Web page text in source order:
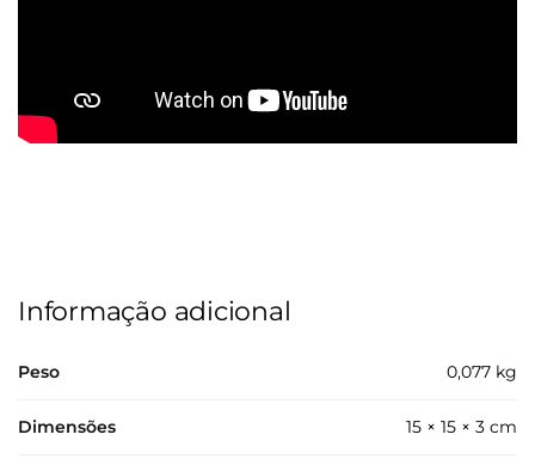
Informação adicional
Peso 0,077 kg
Dimensões 15 × 15 × 3 cm